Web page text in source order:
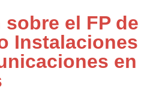
el FP de
Instalaciones
en